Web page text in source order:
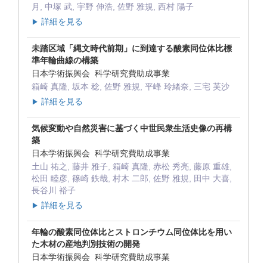
月, 中塚 武, 宇野 伸浩, 佐野 雅規, 西村 陽子
▶ 詳細を見る
未踏区域「縄文時代前期」に到達する酸素同位体比標
準年輪曲線の構築
日本学術振興会 科学研究費助成事業
箱崎 真隆, 坂本 稔, 佐野 雅規, 平峰 玲緒奈, 三宅 芙沙
▶ 詳細を見る
気候変動や自然災害に基づく中世民衆生活史像の再構
築
日本学術振興会 科学研究費助成事業
土山 祐之, 藤井 雅子, 箱崎 真隆, 赤松 秀亮, 藤原 重雄,
松田 睦彦, 篠崎 鉄哉, 村木 二郎, 佐野 雅規, 田中 大喜,
長谷川 裕子
▶ 詳細を見る
年輪の酸素同位体比とストロンチウム同位体比を用い
た木材の産地判別技術の開発
日本学術振興会 科学研究費助成事業